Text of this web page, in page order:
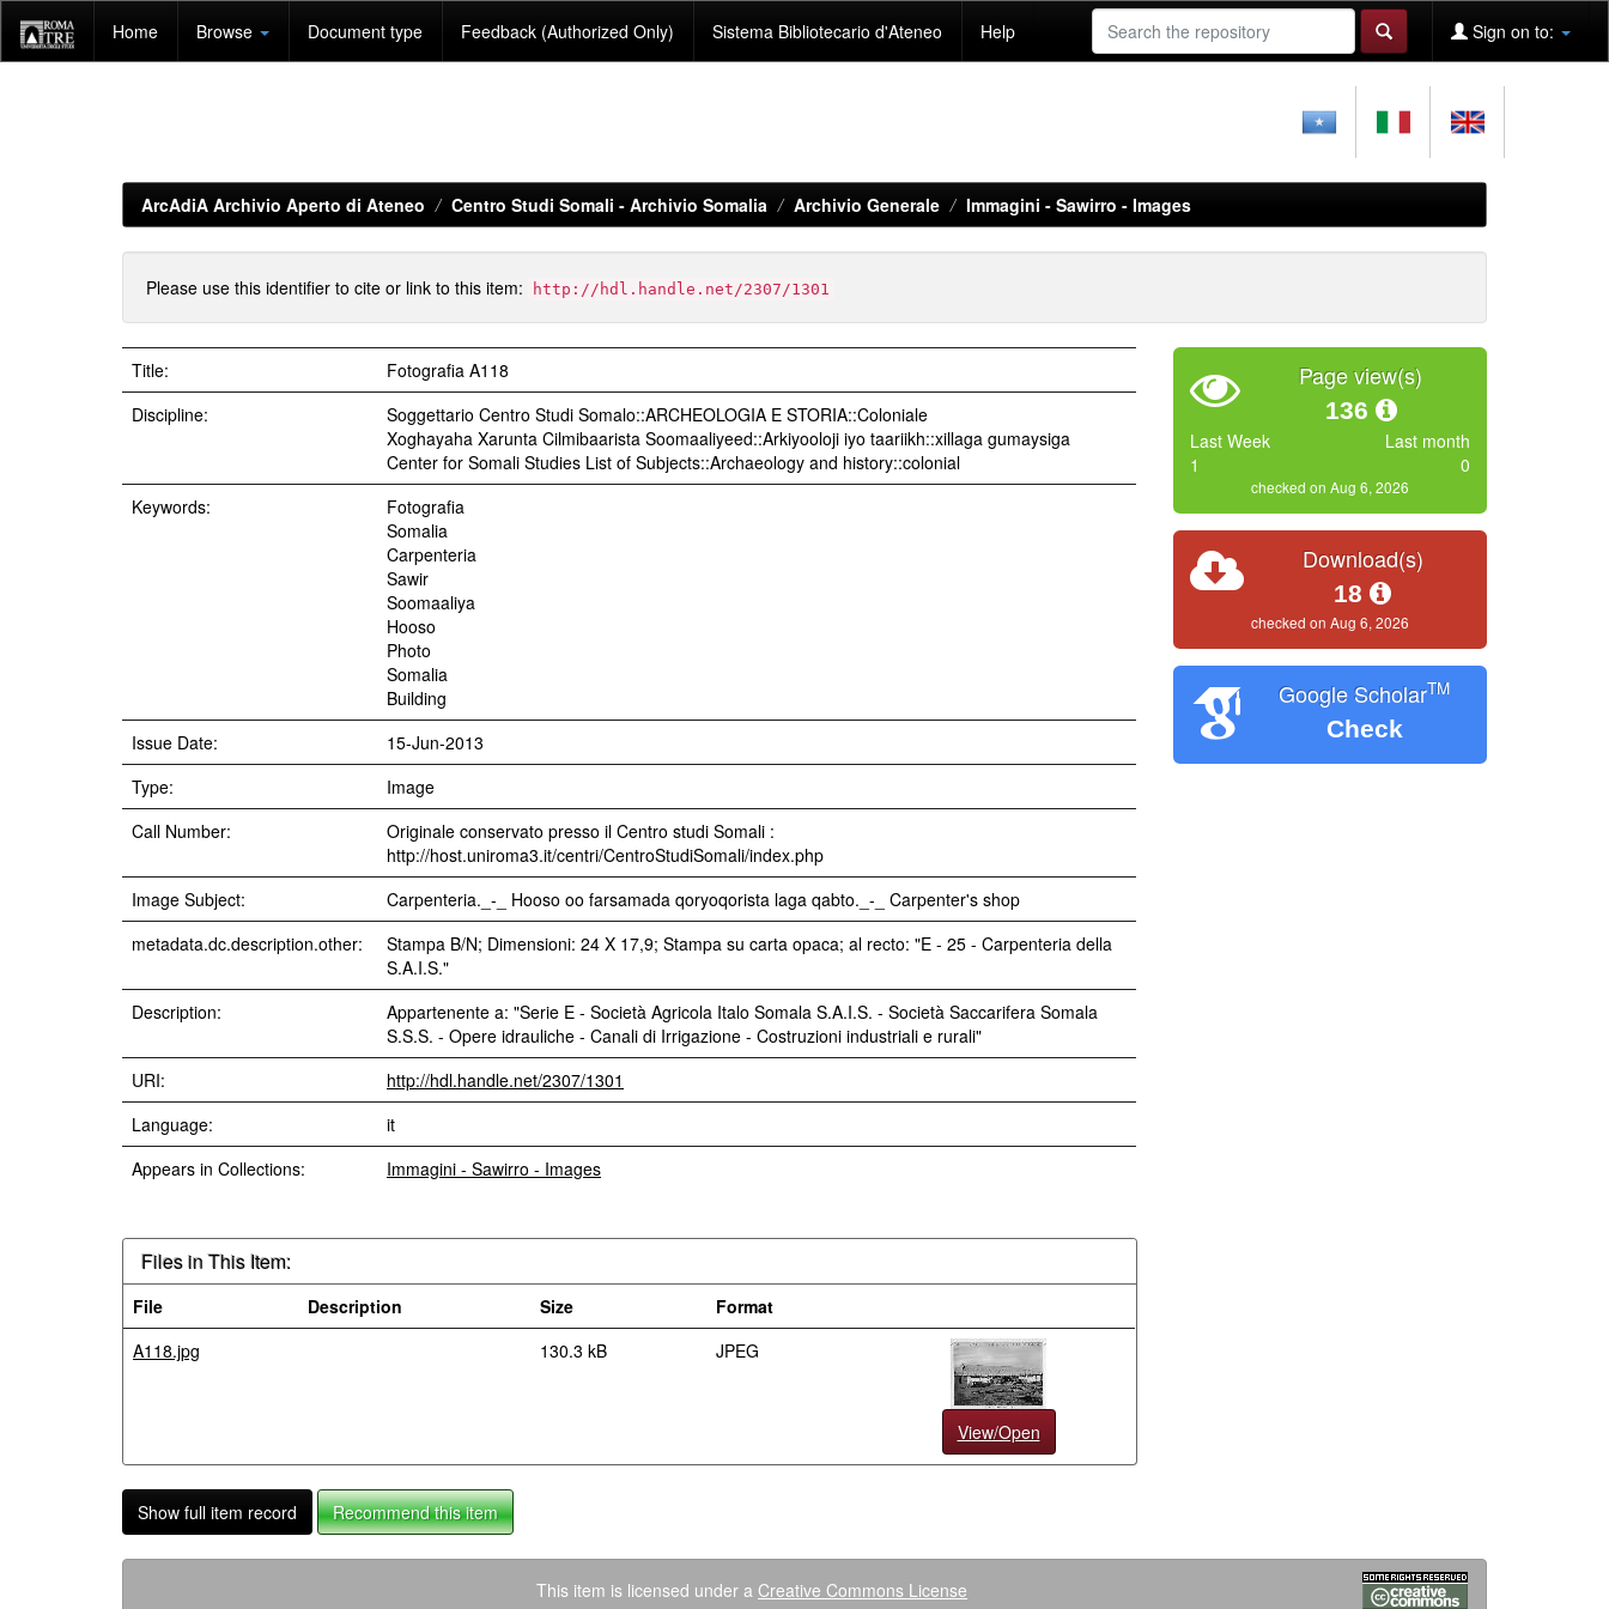
navigation
Home Browse Document type Feedback (Authorized Only) Sistema Bibliotecario d'Ateneo Help Sign on to:
ArcAdiA Archivio Aperto di Ateneo Centro Studi Somali - Archivio Somalia Archivio Generale Immagini - Sawirro - Images
Please use this identifier to cite or link to this item: http://hdl.handle.net/2307/1301
Title:
Fotografia A118
Discipline:
Soggettario Centro Studi Somalo::ARCHEOLOGIA E STORIA::Coloniale
Xoghayaha Xarunta Cilmibaarista Soomaaliyeed::Arkiyooloji iyo taariikh::xillaga gumaysiga
Center for Somali Studies List of Subjects::Archaeology and history::colonial
Keywords:
Fotografia
Somalia
Carpenteria
Sawir
Soomaaliya
Hooso
Photo
Somalia
Building
Issue Date:
15-Jun-2013
Type:
Image
Call Number:
Originale conservato presso il Centro studi Somali :
http://host.uniroma3.it/centri/CentroStudiSomali/index.php
Image Subject:
Carpenteria._-_ Hooso oo farsamada qoryoqorista laga qabto._-_ Carpenter's shop
metadata.dc.description.other:
Stampa B/N; Dimensioni: 24 X 17,9; Stampa su carta opaca; al recto: "E - 25 - Carpenteria della
S.A.I.S."
Description:
Appartenente a: "Serie E - Società Agricola Italo Somala S.A.I.S. - Società Saccarifera Somala
S.S.S. - Opere idrauliche - Canali di Irrigazione - Costruzioni industriali e rurali"
URI:
http://hdl.handle.net/2307/1301
Language:
it
Appears in Collections:
Immagini - Sawirro - Images
Files in This Item:
File Description Size
Format
A118.jpg
130.3 kB JPEG
View/Open
Show full item record Recommend this item
Page view(s)
136
Last Week
1
Last month
0
checked on Aug 6, 2026
Download(s)
18
checked on Aug 6, 2026
Google ScholarTM
Check
This item is licensed under a Creative Commons License